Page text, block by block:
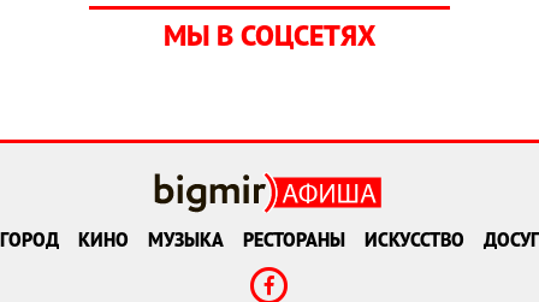
МЫ В СОЦСЕТЯХ
ГОРОД КИНО МУЗЫКА РЕСТОРАНЫ ИСКУССТВО ДОСУГ